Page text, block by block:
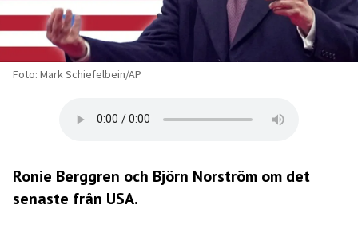
Foto: Mark Schiefelbein/AP
Ronie Berggren och Björn Norström om det
senaste från USA.